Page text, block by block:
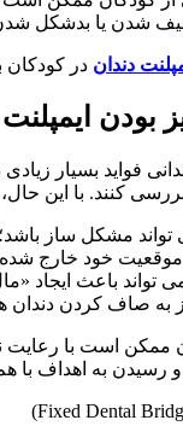
شدن یا بدشکل
دندان در کودکان
بودن
فواید بسیار
کنند. با این
تواند مشکل ساز
موقعیت خود خارج
به صاف کردن دندان
ممکن است با
رسیدن به اهداف با